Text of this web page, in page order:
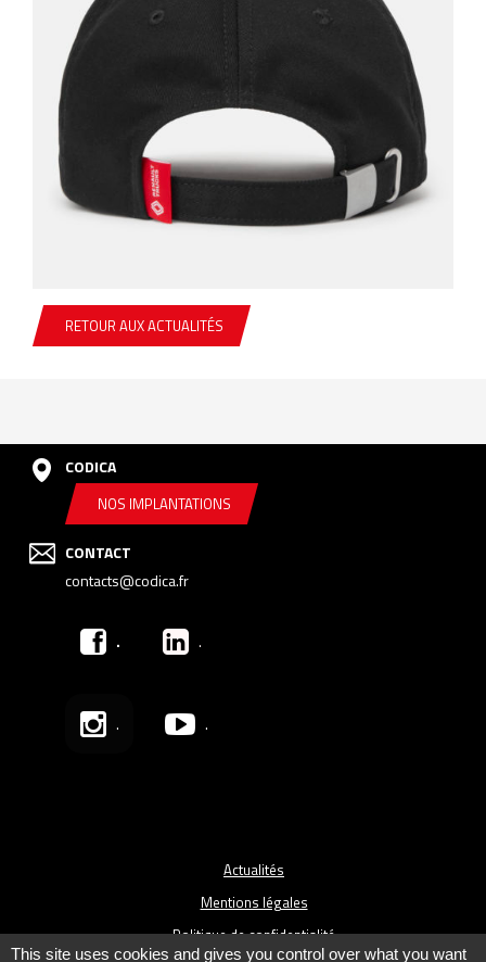
RETOUR AUX ACTUALITÉS
CODICA
NOS IMPLANTATIONS
CONTACT
contacts@codica.fr
. .
. .
Actualités
Mentions légales
Politique de confidentialité
This site uses cookies and gives you control over what you want